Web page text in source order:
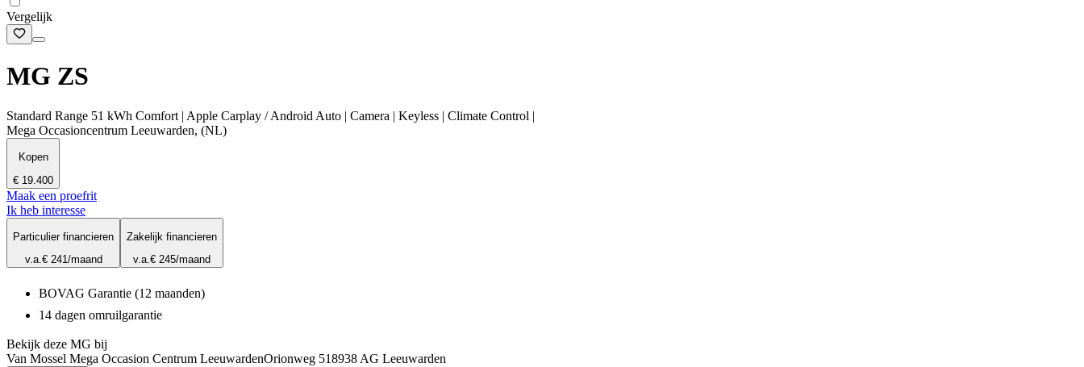
Vergelijk
MG ZS
Standard Range 51 kWh Comfort | Apple Carplay / Android Auto | Camera | Keyless | Climate Control |
Mega Occasioncentrum Leeuwarden, (NL)
Kopen
€ 19.400
Maak een proefrit
Ik heb interesse
Particulier financieren
v.a.€ 241/maand
Zakelijk financieren
v.a.€ 245/maand
BOVAG Garantie (12 maanden)
14 dagen omruilgarantie
Bekijk deze MG bij
Van Mossel Mega Occasion Centrum LeeuwardenOrionweg 518938 AG Leeuwarden